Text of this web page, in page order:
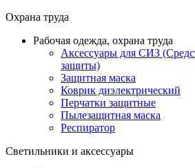
Охрана труда
Рабочая одежда, охрана труда
Аксессуары для СИЗ
защиты)
Защитная маска
Коврик диэлектрический
Перчатки защитные
Пылезащитная маска
Респиратор
Светильники и аксессуары